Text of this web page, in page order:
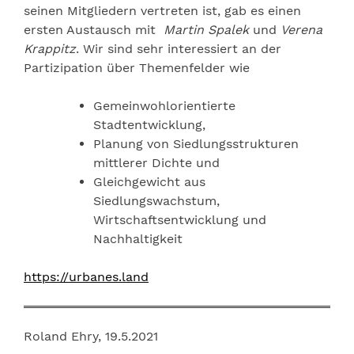
seinen Mitgliedern vertreten ist, gab es einen
ersten Austausch mit Martin Spalekund Verena
Krappitz. Wir sind sehr interessiert an der
Partizipation über Themenfelder wie
Gemeinwohlorientierte
Stadtentwicklung,
Planung von Siedlungsstrukturen
mittlerer Dichte und
Gleichgewicht aus
Siedlungswachstum,
Wirtschaftsentwicklung und
Nachhaltigkeit
https://urbanes.land
Roland Ehry, 19.5.2021